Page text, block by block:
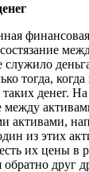
служило
тогда,
таких денег.
между
активами,
из этих
их цены в
друг